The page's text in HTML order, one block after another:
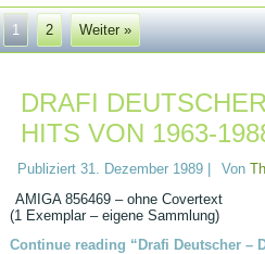
1 2 Weiter »
DRAFI
HITS VON 1963-
Publiziert 31. Dezember 1989 Von
AMIGA 856469 – ohne Covertext
(1 Exemplar – eigene Sammlung)
Continue reading “Drafi Deutscher –